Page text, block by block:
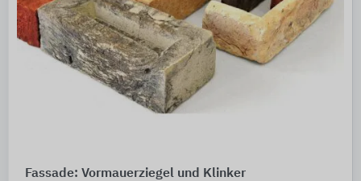
Fassade: Vormauerziegel und Klinker